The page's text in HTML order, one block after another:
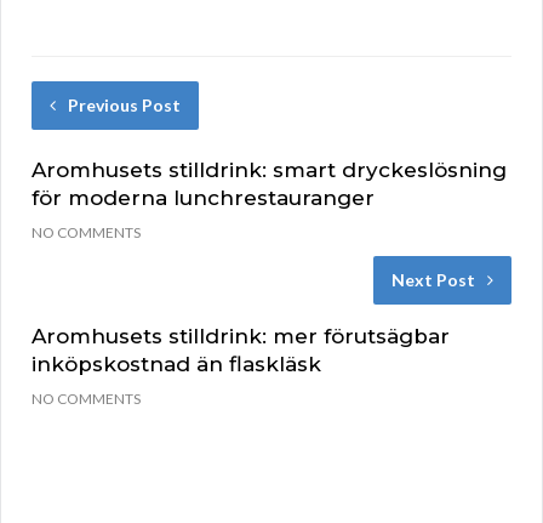
Previous Post
Aromhusets stilldrink: smart dryckeslösning
för moderna lunchrestauranger
NO COMMENTS
Next Post
Aromhusets stilldrink: mer förutsägbar
inköpskostnad än flaskläsk
NO COMMENTS